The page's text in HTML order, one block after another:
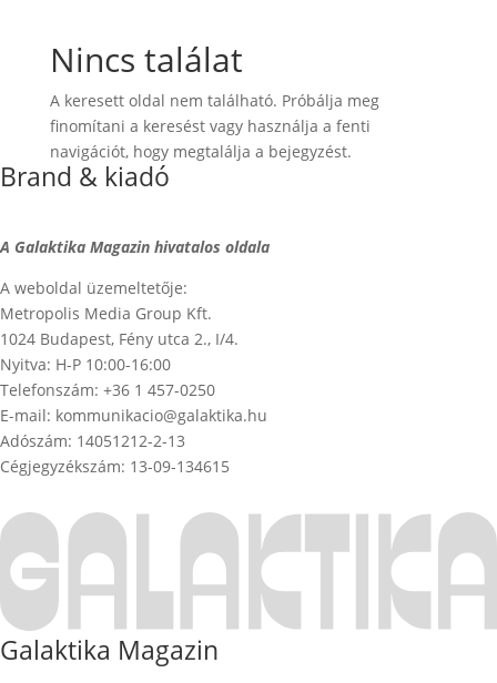
Nincs találat
A keresett oldal nem található. Próbálja meg
finomítani a keresést vagy használja a fenti
navigációt, hogy megtalálja a bejegyzést.
Brand & kiadó
A Galaktika Magazin hivatalos oldala
A weboldal üzemeltetője:
Metropolis Media Group Kft.
1024 Budapest, Fény utca 2., I/4.
Nyitva: H-P 10:00-16:00
Telefonszám: +36 1 457-0250
E-mail: kommunikacio@galaktika.hu
Adószám: 14051212-2-13
Cégjegyzékszám: 13-09-134615
Galaktika Magazin